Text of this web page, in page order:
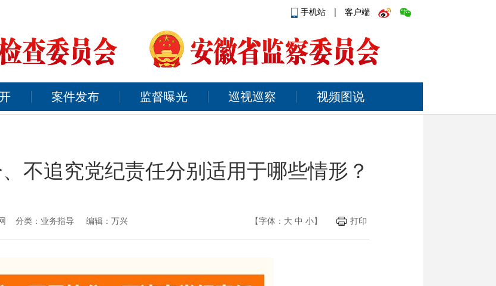
手机站 | 客户端
案件发布 监督曝光 巡视巡察 视频图说
不追究党纪责任分别适用于哪些情形？
分类：业务指导 编辑：万兴 【字体： 大 中 小】 打印